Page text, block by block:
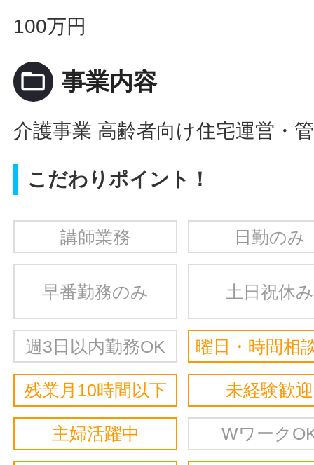
100万円
folder_open 事業内容
介護事業 高齢者向け住宅運営・
こだわりポイント！
講師業務 日勤のみ
早番勤務のみ 土日祝休み
週3日以内勤務OK 曜日・時間相
残業月10時間以下 未経験歓迎
主婦活躍中 Wワーク